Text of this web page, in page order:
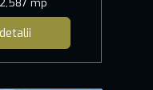
2,587 mp